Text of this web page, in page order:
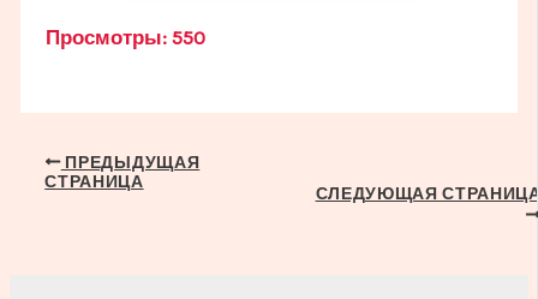
Просмотры: 550
Навигация
ПРЕДЫДУЩАЯ
СТРАНИЦА
СЛЕДУЮЩАЯ